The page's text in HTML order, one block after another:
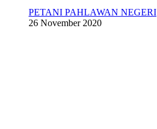
PETANI PAHLAWAN NEGERI
26 November 2020